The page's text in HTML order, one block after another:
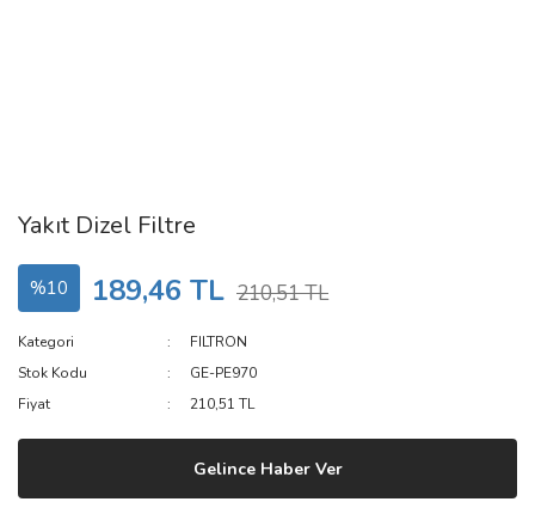
Yakıt Dizel Filtre
%10 189,46 TL 210,51 TL
Kategori
FILTRON
Stok Kodu
GE-PE970
Fiyat
210,51 TL
Gelince Haber Ver